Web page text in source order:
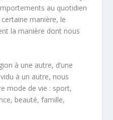
au quotidien
certaine manière, le
la manière dont nous
à une autre, d’une
à un autre, nous
mode de vie : sport,
beauté, famille,